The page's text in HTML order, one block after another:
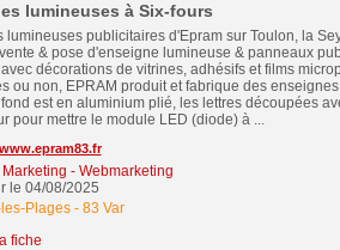
lumineuses à Six-fours
lumineuses publicitaires d'Epram sur Toulon, la
& pose d'enseigne lumineuse & panneaux
décorations de vitrines, adhésifs et films
ou non, EPRAM produit et fabrique des
est en aluminium plié, les lettres découpées
pour mettre le module LED (diode) à ...
- Webmarketing
le 04/08/2025
Plages- 83 Var
fiche